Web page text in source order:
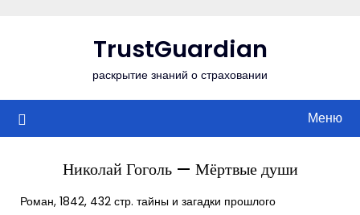
TrustGuardian
раскрытие знаний о страховании
Меню
Николай Гоголь — Мёртвые души
Роман, 1842, 432 стр. тайны и загадки прошлого